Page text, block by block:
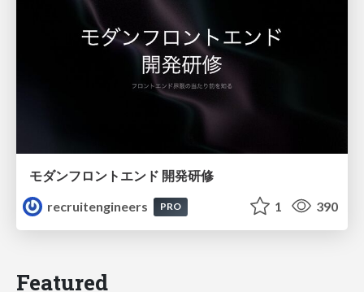
モダンフロントエンド 開発研修
recruitengineers
PRO 1 390
Featured